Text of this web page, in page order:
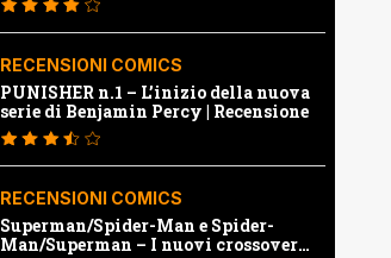
RECENSIONI COMICS
PUNISHER n.1 – L’inizio della nuova
serie di Benjamin Percy | Recensione
RECENSIONI COMICS
Superman/Spider-Man e Spider-
Man/Superman – I nuovi crossover